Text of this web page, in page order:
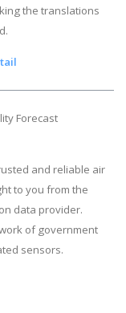
the translations
Forecast
and reliable air
to you from the
data provider.
of government
sensors.